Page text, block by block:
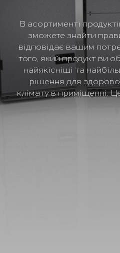
В асортименті
зможете знайти
відповідає вашим
того, який продукт ви
найякісніші та
рішення для
клімату в приміщенні.